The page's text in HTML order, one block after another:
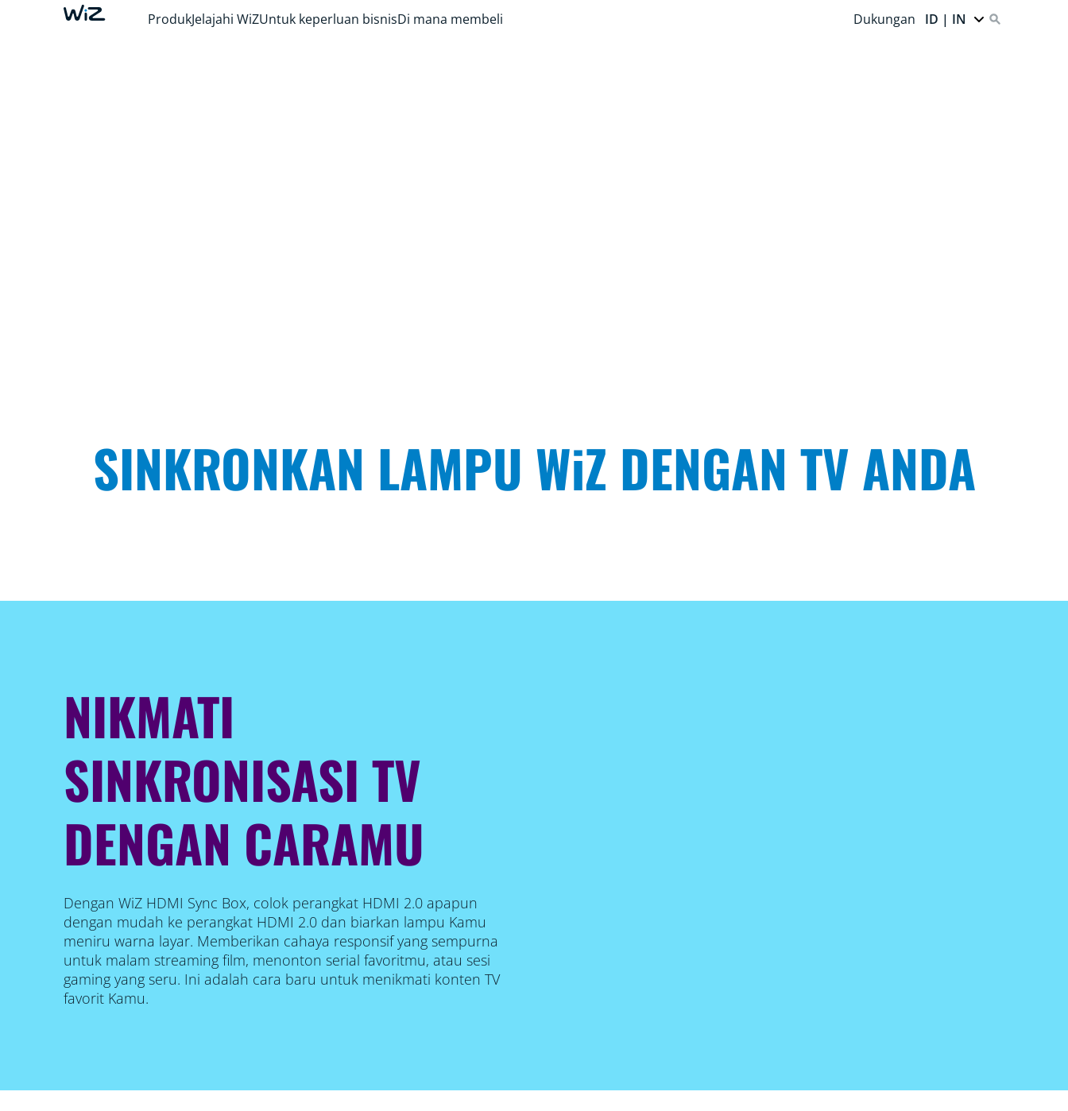
ProdukJelajahi WiZUntuk keperluan bisnisDi mana membeli Dukungan ID | IN
SINKRONKAN LAMPU WiZ DENGAN TV ANDA
NIKMATI
SINKRONISASI TV
DENGAN CARAMU
Dengan WiZ HDMI Sync Box, colok perangkat HDMI 2.0 apapun
dengan mudah ke perangkat HDMI 2.0 dan biarkan lampu Kamu
meniru warna layar. Memberikan cahaya responsif yang sempurna
untuk malam streaming film, menonton serial favoritmu, atau sesi
gaming yang seru. Ini adalah cara baru untuk menikmati konten TV
favorit Kamu.